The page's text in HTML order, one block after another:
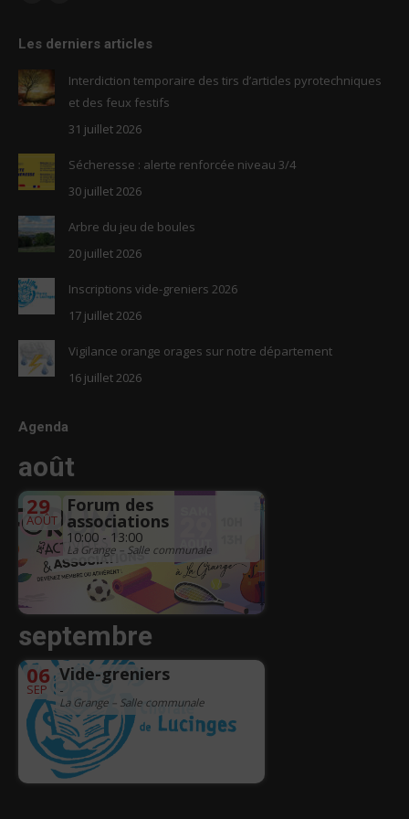
opens
in
new
opens
new
window
Les derniers articles
Interdiction temporaire des tirs d’articles pyrotechniques
et des feux festifs
31 juillet 2026
Sécheresse : alerte renforcée niveau 3/4
30 juillet 2026
Arbre du jeu de boules
20 juillet 2026
Inscriptions vide-greniers 2026
17 juillet 2026
Vigilance orange orages sur notre département
16 juillet 2026
Agenda
août
29
AOÛT
Forum des
associations
10:00 - 13:00
La Grange – Salle communale
septembre
06
SEP
Vide-greniers
-
La Grange – Salle communale